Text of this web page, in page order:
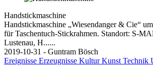
Handstickmaschine
Handstickmaschine „Wiesendanger & Cie“
für Taschentuch-Stickrahmen. Standort: S-
Lustenau, H......
2019-10-31 - Guntram Bösch
Ereignisse Erzeugnisse KulturKunst Technik